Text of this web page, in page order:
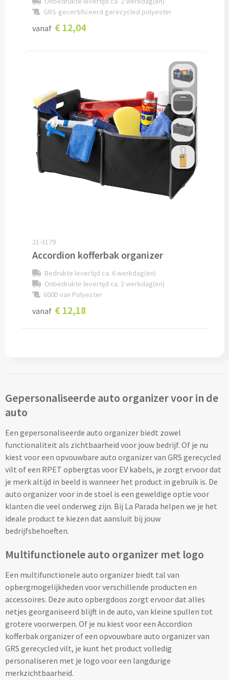
Documentmappen bedrukken
Memoblaadjes bedrukken
Memo boekjes bedrukken
Memo sets bedrukken
Kubusblokken bedrukken
Custom made schrijfblokken
Custom made memoblaadjes
Custom made muismatten
Kantoor artikelen
Bureaulampen bedrukken
Linialen bedrukken
Muismatten bedrukken
Papier- & Memohouders bedrukken
Pen etui's bedrukken
Pennenhouders bedrukken
Paraplu's & Poncho's
Paraplu's
Handmatige paraplu's bedrukken
Automatische paraplu's bedrukken
GRS-gecertificeerd gerecycled polyester
vanaf € 12,04
21-3179
Accordion kofferbak organizer
Bedrukte levertijd ca. 6 werkdag(en)
Onbedrukte levertijd ca. 2 werkdag(en)
600D van Polyester
vanaf € 12,18
Gepersonaliseerde auto organizer voor in de
auto
Een gepersonaliseerde auto organizer biedt zowel
functionaliteit als zichtbaarheid voor jouw bedrijf. Of je nu
kiest voor een opvouwbare auto organizer van GRS gerecycled
vilt of een RPET opbergtas voor EV kabels, je zorgt ervoor dat
je merk altijd in beeld is wanneer het product in gebruik is. De
auto organizer voor in de stoel is een geweldige optie voor
klanten die veel onderweg zijn. Bij La Parada helpen we je het
ideale product te kiezen dat aansluit bij jouw
bedrijfsbehoeften.
Multifunctionele auto organizer met logo
Een multifunctionele auto organizer biedt tal van
opbergmogelijkheden voor verschillende producten en
accessoires. Deze auto opbergdoos zorgt ervoor dat alles
netjes georganiseerd blijft in de auto, van kleine spullen tot
grotere voorwerpen. Of je nu kiest voor een Accordion
kofferbak organizer of een opvouwbare auto organizer van
GRS gerecycled vilt, je kunt het product volledig
personaliseren met je logo voor een langdurige
merkzichtbaarheid.